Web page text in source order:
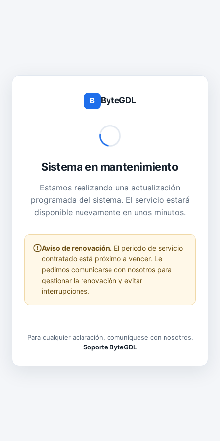
B ByteGDL
Sistema en mantenimiento
Estamos realizando una actualización
programada del sistema. El servicio estará
disponible nuevamente en unos minutos.
Aviso de renovación. El periodo de servicio
contratado está próximo a vencer. Le
pedimos comunicarse con nosotros para
gestionar la renovación y evitar
interrupciones.
Para cualquier aclaración, comuníquese con nosotros.
Soporte ByteGDL